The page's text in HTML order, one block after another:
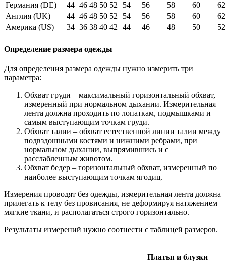
Германия (DE)
44 46 48 50 52 54 56 58 60
62
Англия (UK)
44 46 48 50 52 54 56 58 60
62
Америка (US)
34 36 38 40 42 44 46 48 50 52
Определение размера одежды
Для определения размера одежды нужно измерить три
параметра:
Обхват груди – максимальный горизонтальный обхват,
измеренный при нормальном дыхании. Измерительная
лента должна проходить по лопаткам, подмышками и
самым выступающим точкам груди.
Обхват талии – обхват естественной линии талии между
подвздошными костями и нижними ребрами, при
нормальном дыхании, выпрямившись и с
расслабленным животом.
Обхват бедер – горизонтальный обхват, измеренный по
наиболее выступающим точкам ягодиц.
Измерения проводят без одежды, измерительная лента должна
прилегать к телу без провисания, не деформируя натяжением
мягкие ткани, и располагаться строго горизонтально.
Результаты измерений нужно соотнести с таблицей размеров.
Платья и блузки